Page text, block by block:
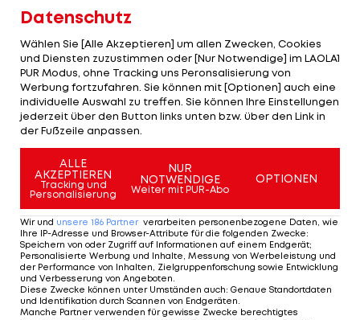
trennen sich torlos, Rennes und Nantes mit einem
1:1.
PSG (39) führt vor Lille (26), Montpellier (25) und
Lyon (24). Monaco (7) liegt auf dem 19. und
Mehr zum Thema
Datenschutz
Wählen Sie [Alle Akzeptieren] um allen Zwecken, Cookies
und Diensten zuzustimmen oder [Nur Notwendige] im LAOLA1
PUR Modus, ohne Tracking uns Peronsalisierung von
Werbung fortzufahren. Sie können mit [Optionen] auch eine
individuelle Auswahl zu treffen. Sie können Ihre Einstellungen
jederzeit über den Button links unten bzw. über den Link in
der Fußzeile anpassen.
ALLE
AKZEPTIEREN
Tracking und
Personalisierung
NUR
NOTWENDIGE
Weiter mit PUR-Abo
OPTIONEN
Wir und unsere 186 Partner verarbeiten personenbezogene Daten, wie
Ihre IP-Adresse und Browser-Attribute für die folgenden Zwecke:
Speichern von oder Zugriff auf Informationen auf einem Endgerät;
Personalisierte Werbung und Inhalte, Messung von Werbeleistung und
der Performance von Inhalten, Zielgruppenforschung sowie Entwicklung
und Verbesserung von Angeboten.
Diese Zwecke können unter Umständen auch: Genaue Standortdaten
und Identifikation durch Scannen von Endgeräten.
Manche Partner verwenden für gewisse Zwecke berechtigtes